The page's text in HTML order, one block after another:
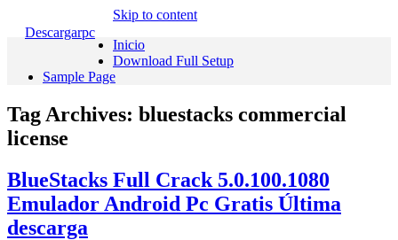
Descargarpc
Skip to content
Inicio
Download Full Setup
Sample Page
Tag Archives: bluestacks commercial
license
BlueStacks Full Crack 5.0.100.1080
Emulador Android Pc Gratis Última
descarga